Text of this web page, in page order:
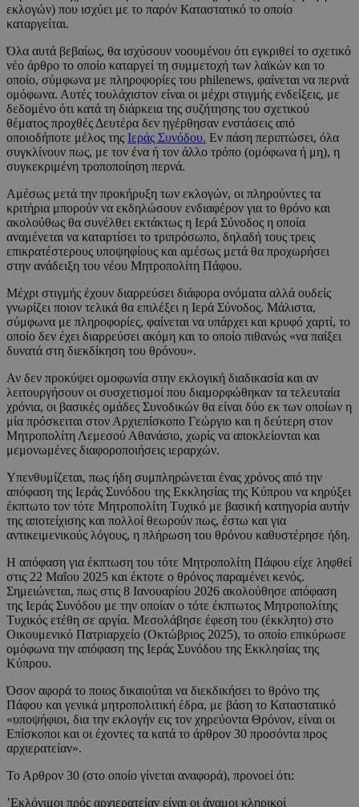
εκλογών) που ισχύει με το παρόν Καταστατικό το οποίο
καταργείται.
Όλα αυτά βεβαίως, θα ισχύσουν νοουμένου ότι εγκριθεί το σχετικό
νέο άρθρο το οποίο καταργεί τη συμμετοχή των λαϊκών και το
οποίο, σύμφωνα με πληροφορίες του philenews, φαίνεται να περνά
ομόφωνα. Αυτές τουλάχιστον είναι οι μέχρι στιγμής ενδείξεις, με
δεδομένο ότι κατά τη διάρκεια της συζήτησης του σχετικού
θέματος προχθές Δευτέρα δεν ηγέρθησαν ενστάσεις από
οποιοδήποτε μέλος της Ιεράς Συνόδου. Εν πάση περιπτώσει, όλα
συγκλίνουν πως, με τον ένα ή τον άλλο τρόπο (ομόφωνα ή μη), η
συγκεκριμένη τροποποίηση περνά.
Αμέσως μετά την προκήρυξη των εκλογών, οι πληρούντες τα
κριτήρια μπορούν να εκδηλώσουν ενδιαφέρον για το θρόνο και
ακολούθως θα συνέλθει εκτάκτως η Ιερά Σύνοδος η οποία
αναμένεται να καταρτίσει το τριπρόσωπο, δηλαδή τους τρεις
επικρατέστερους υποψηφίους και αμέσως μετά θα προχωρήσει
στην ανάδειξη του νέου Μητροπολίτη Πάφου.
Μέχρι στιγμής έχουν διαρρεύσει διάφορα ονόματα αλλά ουδείς
γνωρίζει ποιον τελικά θα επιλέξει η Ιερά Σύνοδος. Μάλιστα,
σύμφωνα με πληροφορίες, φαίνεται να υπάρχει και κρυφό χαρτί, το
οποίο δεν έχει διαρρεύσει ακόμη και το οποίο πιθανώς «να παίξει
δυνατά στη διεκδίκηση του θρόνου».
Αν δεν προκύψει ομοφωνία στην εκλογική διαδικασία και αν
λειτουργήσουν οι συσχετισμοί που διαμορφώθηκαν τα τελευταία
χρόνια, οι βασικές ομάδες Συνοδικών θα είναι δύο εκ των οποίων η
μία πρόσκειται στον Αρχιεπίσκοπο Γεώργιο και η δεύτερη στον
Μητροπολίτη Λεμεσού Αθανάσιο, χωρίς να αποκλείονται και
μεμονωμένες διαφοροποιήσεις ιεραρχών.
Υπενθυμίζεται, πως ήδη συμπληρώνεται ένας χρόνος από την
απόφαση της Ιεράς Συνόδου της Εκκλησίας της Κύπρου να κηρύξει
έκπτωτο τον τότε Μητροπολίτη Τυχικό με βασική κατηγορία αυτήν
της αποτείχισης και πολλοί θεωρούν πως, έστω και για
αντικειμενικούς λόγους, η πλήρωση του θρόνου καθυστέρησε ήδη.
Η απόφαση για έκπτωση του τότε Μητροπολίτη Πάφου είχε ληφθεί
στις 22 Μαΐου 2025 και έκτοτε ο θρόνος παραμένει κενός.
Σημειώνεται, πως στις 8 Ιανουαρίου 2026 ακολούθησε απόφαση
της Ιεράς Συνόδου με την οποίαν ο τότε έκπτωτος Μητροπολίτης
Τυχικός ετέθη σε αργία. Μεσολάβησε έφεση του (έκκλητο) στο
Οικουμενικό Πατριαρχείο (Οκτώβριος 2025), το οποίο επικύρωσε
ομόφωνα την απόφαση της Ιεράς Συνόδου της Εκκλησίας της
Κύπρου.
Όσον αφορά το ποιος δικαιούται να διεκδικήσει το θρόνο της
Πάφου και γενικά μητροπολιτική έδρα, με βάση το Καταστατικό
«υποψήφιοι, δια την εκλογήν εις τον χηρεύοντα Θρόνον, είναι οι
Επίσκοποι και οι έχοντες τα κατά το άρθρον 30 προσόντα προς
αρχιερατείαν».
Το Αρθρον 30 (στο οποίο γίνεται αναφορά), προνοεί ότι:
’Εκλόγιμοι πρός αρχιερατείαν είναι οι άγαμοι κληρικοί